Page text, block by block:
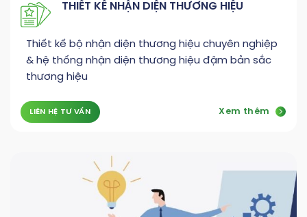
THIẾT KẾ NHẬN DIỆN THƯƠNG HIỆU
Thiết kế bộ nhận diện thương hiệu chuyên nghiệp
& hệ thống nhận diện thương hiệu đậm bản sắc
thương hiệu
LIÊN HỆ TƯ VẤN Xem thêm